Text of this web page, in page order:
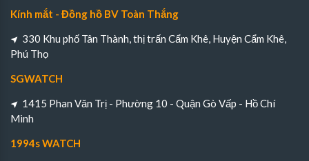
Kính mắt - Đồng hồ BV Toàn Thắng
330 Khu phố Tân Thành, thị trấn Cẩm Khê, Huyện Cẩm Khê,
Phú Thọ
SGWATCH
1415 Phan Văn Trị - Phường 10 - Quận Gò Vấp - Hồ Chí
Minh
1994s WATCH